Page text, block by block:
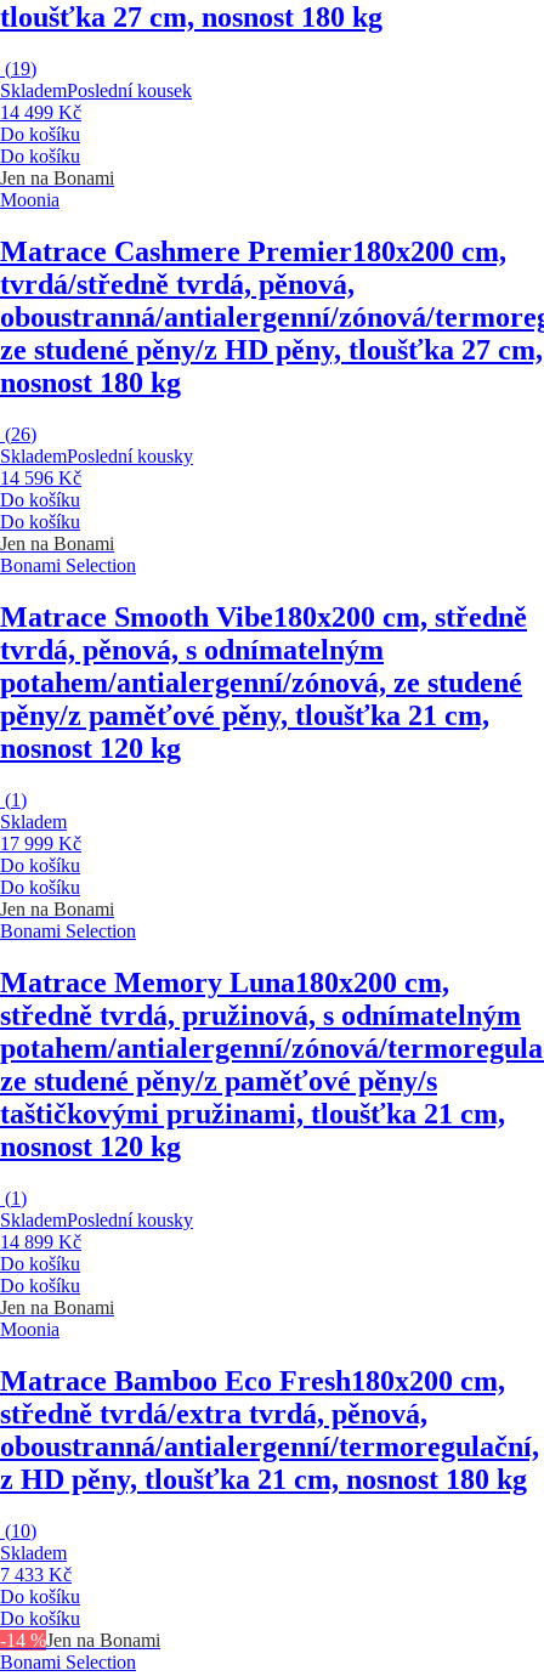
tloušťka 27 cm, nosnost 180 kg
(19)
SklademPoslední kousek
14 499 Kč
Do košíku
Do košíku
Jen na Bonami
Moonia
Matrace Cashmere Premier180x200 cm,
tvrdá/středně tvrdá, pěnová,
oboustranná/antialergenní/zónová/
ze studené pěny/z HD pěny, tloušťka 27 cm,
nosnost 180 kg
(26)
SklademPoslední kousky
14 596 Kč
Do košíku
Do košíku
Jen na Bonami
Bonami Selection
Matrace Smooth Vibe180x200 cm, středně
tvrdá, pěnová, s odnímatelným
potahem/antialergenní/zónová, ze studené
pěny/z paměťové pěny, tloušťka 21 cm,
nosnost 120 kg
(1)
Skladem
17 999 Kč
Do košíku
Do košíku
Jen na Bonami
Bonami Selection
Matrace Memory Luna180x200 cm,
středně tvrdá, pružinová, s odnímatelným
potahem/antialergenní/zónová/
ze studené pěny/z paměťové pěny/s
taštičkovými pružinami, tloušťka 21 cm,
nosnost 120 kg
(1)
SklademPoslední kousky
14 899 Kč
Do košíku
Do košíku
Jen na Bonami
Moonia
Matrace Bamboo Eco Fresh180x200 cm,
středně tvrdá/extra tvrdá, pěnová,
oboustranná/antialergenní/termoregulační,
z HD pěny, tloušťka 21 cm, nosnost 180 kg
(10)
Skladem
7 433 Kč
Do košíku
Do košíku
-14 %Jen na Bonami
Bonami Selection